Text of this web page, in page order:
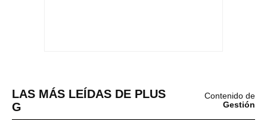
LAS MÁS LEÍDAS DE PLUS
G
Contenido de
Gestión